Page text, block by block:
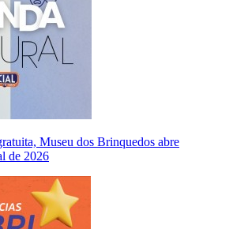
Museu dos Brinquedos abre
de 2026